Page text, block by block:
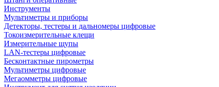
Инструменты
Мультиметры и приборы
Детекторы, тестеры и дальномеры цифровые
Токоизмерительные клещи
Измерительные щупы
LAN-тестеры цифровые
Бесконтактные пирометры
Мультиметры цифровые
Мегаомметры цифровые